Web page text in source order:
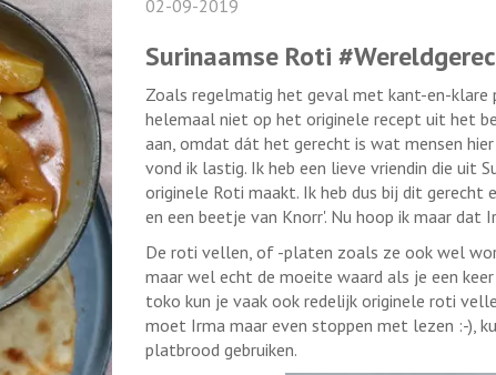
02-09-2019
Surinaamse Roti
Zoals regelmatig het geval met kant-en-klare
helemaal niet op het originele recept uit het
aan, omdat dát het gerecht is wat mensen
vond ik lastig. Ik heb een lieve vriendin die uit
originele Roti maakt. Ik heb dus bij dit gerecht
en een beetje van Knorr'. Nu hoop ik maar dat
De roti vellen, of -platen zoals ze ook wel
maar wel echt de moeite waard als je een
toko kun je vaak ook redelijk originele roti
moet Irma maar even stoppen met lezen :-),
platbrood gebruiken.